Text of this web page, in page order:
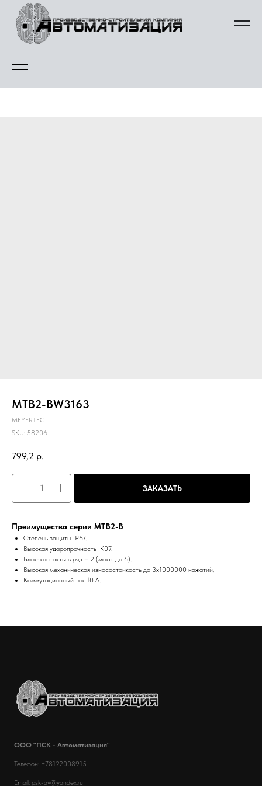
MTB2-BW3163
MEYERTEC
SKU: 58206
799,2 р.
ЗАКАЗАТЬ
Преимущества серии MTB2-B
Степень защиты IP67.
Высокая ударопрочность IK07.
Блок-контакты в ряд – 2 (макс. до 6).
Высокая механическая износостойкость до 3x1000000 нажатий.
Коммутационный ток 10 А.
ООО "ПСК - Автоматизация"
Телефон: +78122008915
Email: psk-av@yandex.ru